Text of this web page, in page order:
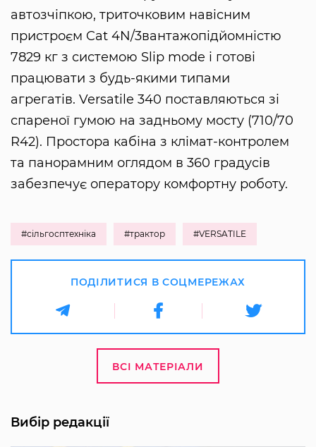
автозчіпкою, триточковим навісним
пристроєм Cat 4N/3вантажопідйомністю
7829 кг з системою Slip mode і готові
працювати з будь-якими типами
агрегатів. Versatile 340 поставляються зі
спареної гумою на задньому мосту (710/70
R42). Простора кабіна з клімат-контролем
та панорамним оглядом в 360 градусів
забезпечує оператору комфортну роботу.
#сільгосптехніка #трактор #VERSATILE
ПОДІЛИТИСЯ В СОЦМЕРЕЖАХ
ВСІ МАТЕРІАЛИ
Вибір редакції